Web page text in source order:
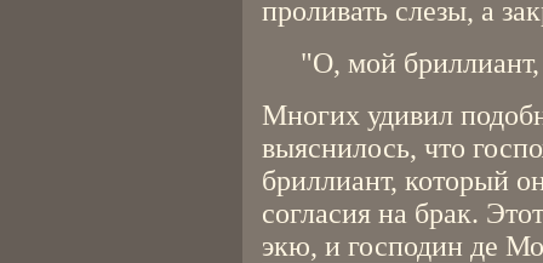
проливать слезы, а
"О, мой бриллиант,
Многих удивил
выяснилось, что
бриллиант, который
согласия на брак.
экю, и господин де